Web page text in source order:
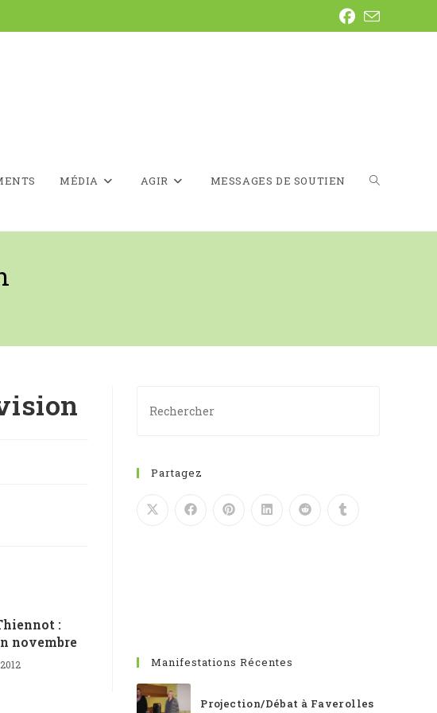
MÉDIA AGIR MESSAGES DE SOUTIEN TOGGLE
:
novembre
Partagez
Manifestations Récentes
Projection/Débat à Faverolles